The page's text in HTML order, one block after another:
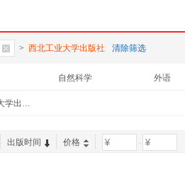
> 西北工业大学出版社 清除筛选
自然科学 外语
西北工业大学出版社
出版时间 价格 -